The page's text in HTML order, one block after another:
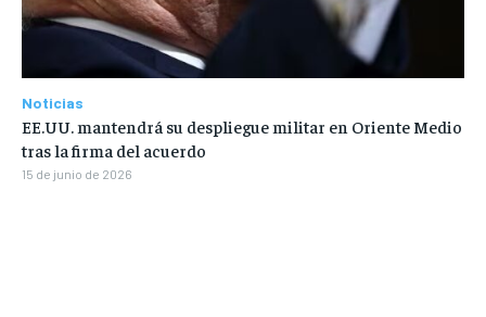
Noticias
EE.UU. mantendrá su despliegue militar en Oriente Medio
tras la firma del acuerdo
15 de junio de 2026